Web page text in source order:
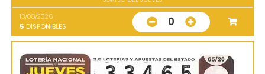
13/08/2026
5 DISPONIBLES 0